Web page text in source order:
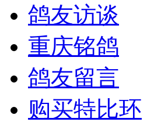
鸽友访谈
重庆铭鸽
鸽友留言
购买特比环